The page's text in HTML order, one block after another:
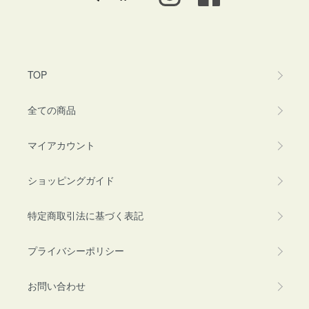
TOP
全ての商品
マイアカウント
ショッピングガイド
特定商取引法に基づく表記
プライバシーポリシー
お問い合わせ